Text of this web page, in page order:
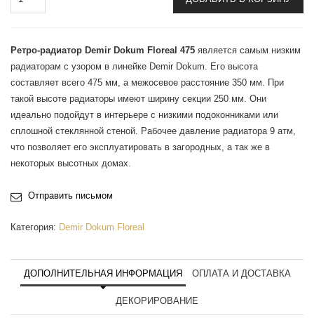
Ретро-радиатор Demir Dokum Floreal 475 является самым низким
радиаторам с узором в линейке Demir Dokum. Его высота
составляет всего 475 мм, а межосевое расстояние 350 мм. При
такой высоте радиаторы имеют ширину секции 250 мм. Они
идеально подойдут в интерьере с низкими подоконниками или
сплошной стеклянной стеной. Рабочее давление радиатора 9 атм,
что позволяет его эксплуатировать в загородных, а так же в
некоторых высотных домах.
Отправить письмом
Категория: Demir Dokum Floreal
ДОПОЛНИТЕЛЬНАЯ ИНФОРМАЦИЯ ОПЛАТА И ДОСТАВКА
ДЕКОРИРОВАНИЕ